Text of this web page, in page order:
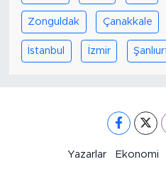
Zonguldak Çanakkale
İstanbul İzmir
Yazarlar Ekonomi